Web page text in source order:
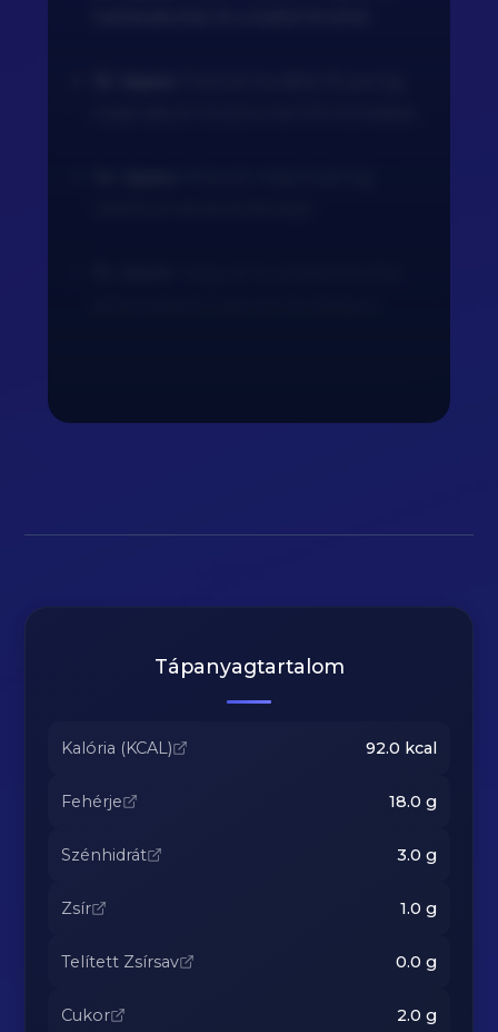
Tápanyagtartalom
Kalória (KCAL) 92.0 kcal
Fehérje 18.0 g
Szénhidrát 3.0 g
Zsír 1.0 g
Telített Zsírsav 0.0 g
Cukor 2.0 g